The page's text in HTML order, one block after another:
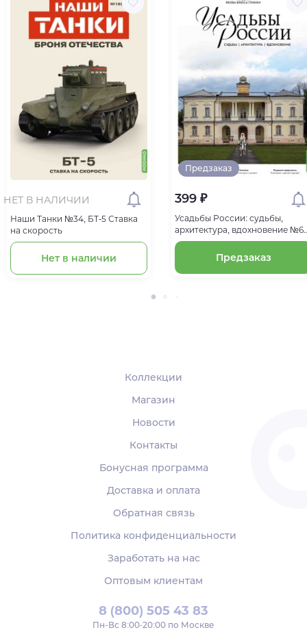
НЕТ В НАЛИЧИИ
Наши Танки №34, БT-5 Ставка
на скорость
Нет в наличии
Предзаказ
399 ₽
Усадьбы России: судьбы,
архитектура, вдохновение
Усадьба Якова Брюса Глинки
Предзаказ
8 (800) 505 43 83
Пн‑Вс 8:00-20:00 по Москве
Коллекции
Магазин
Новости
Контакты
Бонусная программа
Доставка и оплата
Обратная связь
Политика конфиденциальности
Заработать на нас
Оптовым клиентам